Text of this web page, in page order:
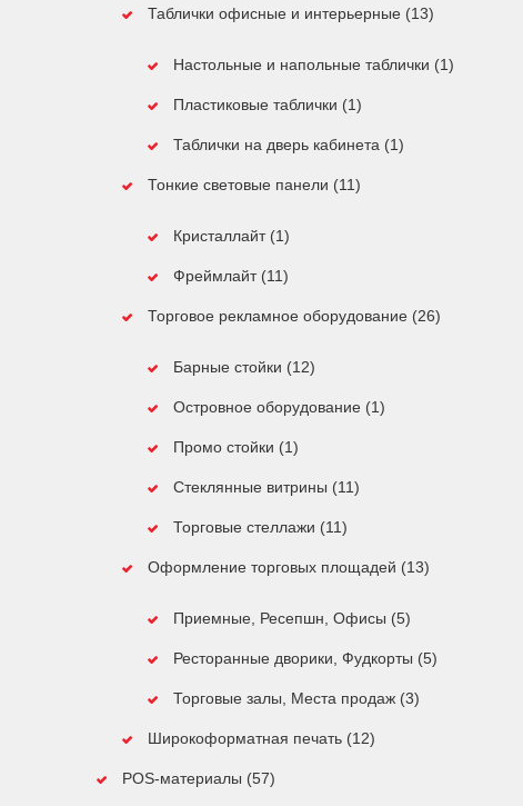
Таблички офисные и интерьерные (13)
Настольные и напольные таблички (1)
Пластиковые таблички (1)
Таблички на дверь кабинета (1)
Тонкие световые панели (11)
Кристаллайт (1)
Фреймлайт (11)
Торговое рекламное оборудование (26)
Барные стойки (12)
Островное оборудование (1)
Промо стойки (1)
Стеклянные витрины (11)
Торговые стеллажи (11)
Оформление торговых площадей (13)
Приемные, Ресепшн, Офисы (5)
Ресторанные дворики, Фудкорты (5)
Торговые залы, Места продаж (3)
Широкоформатная печать (12)
POS-материалы (57)